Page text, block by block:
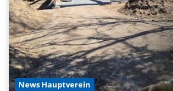
News Hauptverein